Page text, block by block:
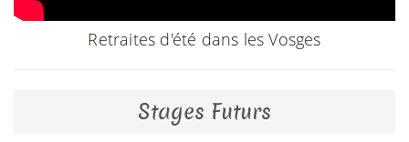
Retraites d'été dans les Vosges
Stages Futurs